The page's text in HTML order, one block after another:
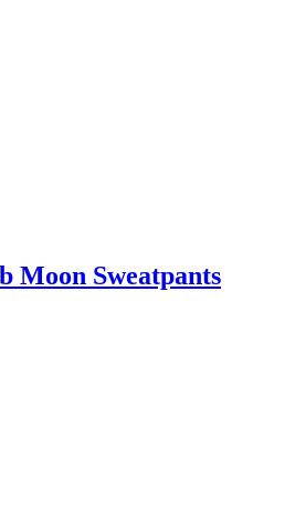
Moon Sweatpants